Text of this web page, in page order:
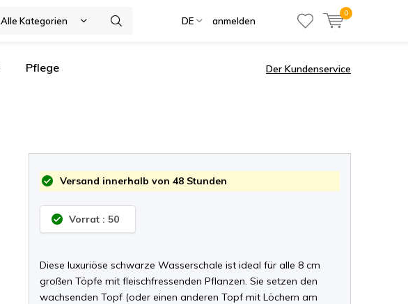
Alle Kategorien DE anmelden
0
Pflege Der Kundenservice
Versand innerhalb von 48 Stunden
Vorrat : 50
Diese luxuriöse schwarze Wasserschale ist ideal für alle 8 cm
großen Töpfe mit fleischfressenden Pflanzen. Sie setzen den
wachsenden Topf (oder einen anderen Topf mit Löchern am